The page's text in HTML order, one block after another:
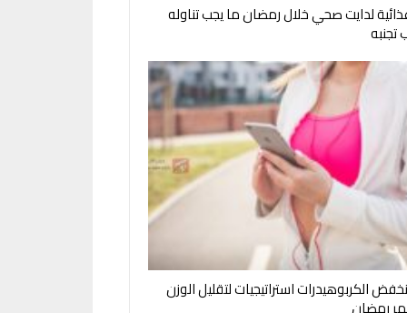
لدايت صحي خلال رمضان ما يجب تناوله
تجنبه
الكربوهيدرات استراتيجيات لتقليل الوزن
رمضان